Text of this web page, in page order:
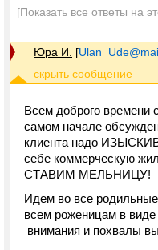
[Показать все ответы на
Юра И. [
Всем доброго времени
самом начале
клиента надо
себе коммерческую
СТАВИМ МЕЛЬНИЦУ!
Идем во все
всем роженицам в виде
внимания и похвалы